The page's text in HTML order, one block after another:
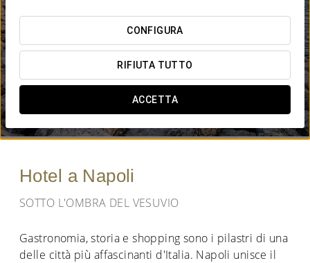
CONFIGURA
RIFIUTA TUTTO
ACCETTA
Hotel a Napoli
SOTTO L'OMBRA DEL VESUVIO
Gastronomia, storia e shopping sono i pilastri di una
delle città più affascinanti d'Italia. Napoli unisce il